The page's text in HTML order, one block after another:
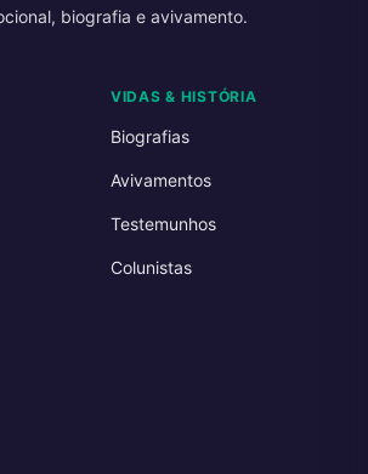
biografia e avivamento.
VIDAS & HISTÓRIA
Biografias
Avivamentos
Testemunhos
Colunistas